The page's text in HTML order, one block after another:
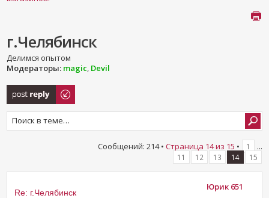
г.Челябинск
Делимся опытом
Модераторы: magic, Devil
Ответить
Сообщений: 214 • Страница 14из 15 • 1 ...
11 12 13 14 15
Re: г.Челябинск
Юрик 651